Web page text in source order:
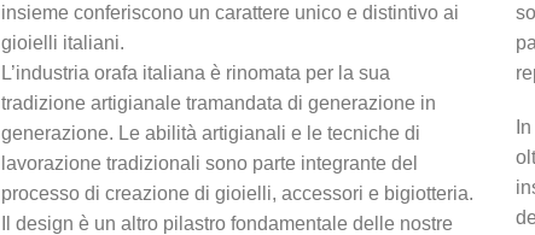
insieme conferiscono un carattere unico e distintivo ai
gioielli italiani.
L’industria orafa italiana è rinomata per la sua
tradizione artigianale tramandata di generazione in
generazione. Le abilità artigianali e le tecniche di
lavorazione tradizionali sono parte integrante del
processo di creazione di gioielli, accessori e bigiotteria.
Il design è un altro pilastro fondamentale delle nostre